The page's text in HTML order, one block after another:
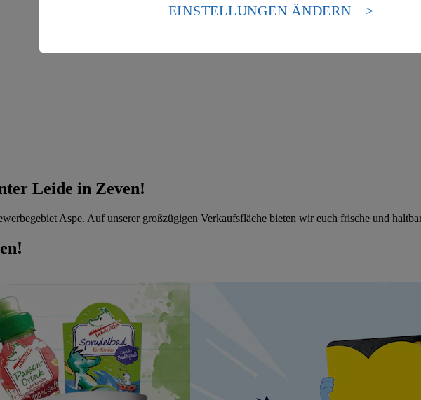
Leide in Zeven!
Aspe. Auf unserer großzügigen Verkaufsfläche bieten wir euch frische und
Risiko eines Zugriffs durch US-amerikanische Behörden.
EINSTELLUNGEN ÄNDERN